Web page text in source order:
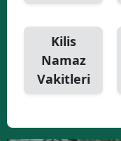
Kilis
Namaz
Vakitleri